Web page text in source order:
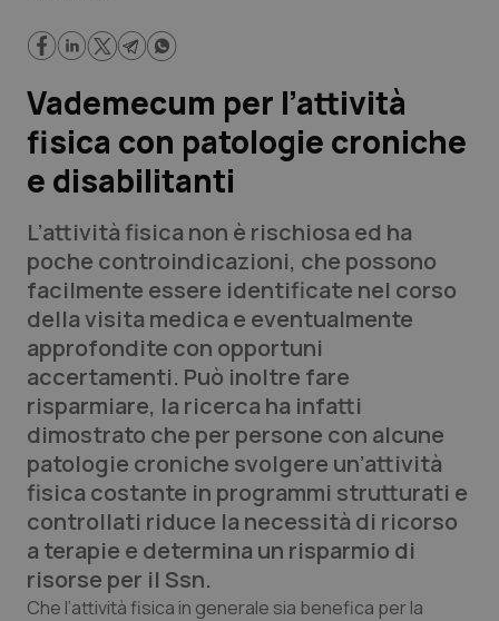
Regioni e Asl
Lavoro e Professioni
Scienza e Farmaci
Studi e Analisi
Lettere al direttore
Edizioni Regionali
QS Pro
Professionisti Sanitari.AI
Abruzzo
Basilicata
Calabria
QS Pro Gold
Artrite & artrosi
Asma & BPCO
QS Club Newsletter
Vademecum per l’attività
fisica con patologie croniche
e disabilitanti
L’attività fisica non è rischiosa ed ha
poche controindicazioni, che possono
facilmente essere identificate nel corso
della visita medica e eventualmente
approfondite con opportuni
accertamenti. Può inoltre fare
risparmiare, la ricerca ha infatti
dimostrato che per persone con alcune
patologie croniche svolgere un’attività
fisica costante in programmi strutturati e
controllati riduce la necessità di ricorso
a terapie e determina un risparmio di
risorse per il Ssn.
Che l’attività fisica in generale sia benefica per la